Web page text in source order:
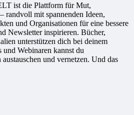
ist die Plattform für Mut,
randvoll mit spannenden Ideen,
und Organisationen für eine bessere
Newsletter inspirieren. Bücher,
unterstützen dich bei deinem
Webinaren kannst du
und vernetzen. Und das